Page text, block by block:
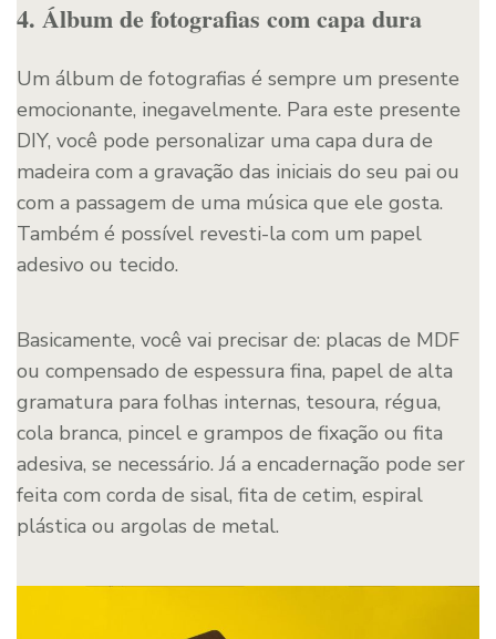
4. Álbum de fotografias com capa dura
Um álbum de fotografias é sempre um presente
emocionante, inegavelmente. Para este presente
DIY, você pode personalizar uma capa dura de
madeira com a gravação das iniciais do seu pai ou
com a passagem de uma música que ele gosta.
Também é possível revesti-la com um papel
adesivo ou tecido.
Basicamente, você vai precisar de: placas de MDF
ou compensado de espessura fina, papel de alta
gramatura para folhas internas, tesoura, régua,
cola branca, pincel e grampos de fixação ou fita
adesiva, se necessário. Já a encadernação pode ser
feita com corda de sisal, fita de cetim, espiral
plástica ou argolas de metal.